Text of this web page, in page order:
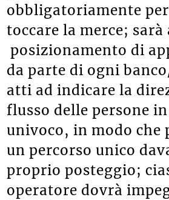
obbligatoriamente
toccare la merce;
posizionamento di
da parte di ogni
atti ad indicare la
flusso delle persone
univoco, in modo che
un percorso unico
proprio posteggio;
operatore dovrà